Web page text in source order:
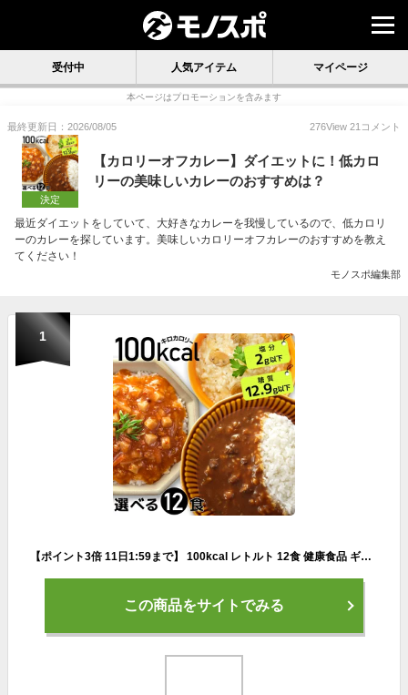
受付中 人気アイテム マイページ
本ページはプロモーションを含みます
最終更新日：2026/08/05 276View 21 コメント
決定
【カロリーオフカレー】ダイエットに！低カロ
リーの美味しいカレーのおすすめは？
最近ダイエットをしていて、大好きなカレーを我慢しているので、低カロリ
ーのカレーを探しています。美味しいカロリーオフカレーのおすすめを教え
てください！
モノスポ編集部
1
【ポイント3倍 11日1:59まで】 100kcal レトルト 12食 健康食品 ギフト ダイエット食品 置き換え ダイエット 塩分 2g ローカロリー こんにゃく麺 こんにゃく米 カレー ライス レトルトカレー ご飯 低カロリー 低糖質 こんにゃく麺 糖質制限 送料無料 【336003】
この商品をサイトでみる